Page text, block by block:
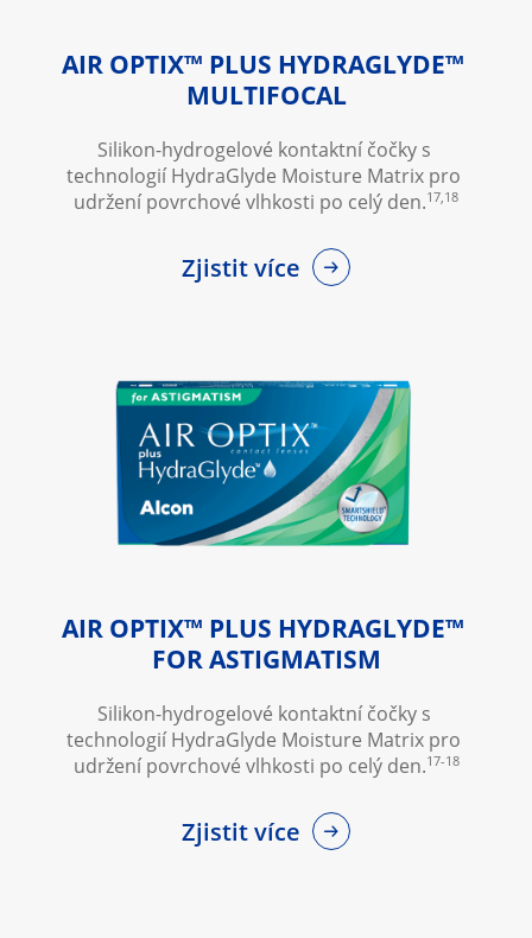
AIR OPTIX™ PLUS HYDRAGLYDE™
MULTIFOCAL
Silikon-hydrogelové kontaktní čočky s
technologií HydraGlyde Moisture Matrix pro
udržení povrchové vlhkosti po celý den.17,18
Zjistit více
AIR OPTIX™ PLUS HYDRAGLYDE™
FOR ASTIGMATISM
Silikon-hydrogelové kontaktní čočky s
technologií HydraGlyde Moisture Matrix pro
udržení povrchové vlhkosti po celý den.17-18
Zjistit více